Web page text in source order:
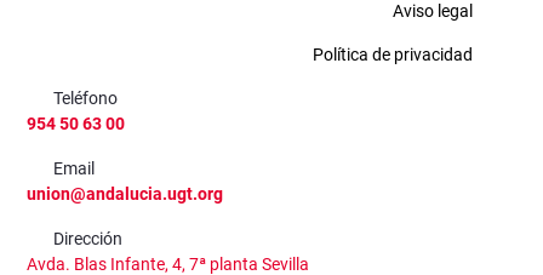
Aviso legal
Política de privacidad
Teléfono
954 50 63 00
Email
union@andalucia.ugt.org
Dirección
Avda. Blas Infante, 4, 7ª planta Sevilla